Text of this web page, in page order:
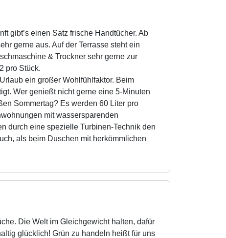
gibt’s einen Satz frische Handtücher. Ab
gerne aus. Auf der Terrasse steht ein
& Trockner sehr gerne zur
pro Stück.
ein großer Wohlfühlfaktor. Beim
Wer genießt nicht gerne eine 5-Minuten
Sommertag? Es werden 60 Liter pro
mit wassersparenden
durch eine spezielle Turbinen-Technik den
als beim Duschen mit herkömmlichen
Die Welt im Gleichgewicht halten, dafür
glücklich! Grün zu handeln heißt für uns